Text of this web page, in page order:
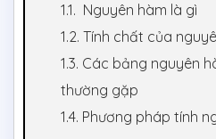
1.1. Nguyên hàm là gì
1.2. Tính chất của
1.3. Các bảng nguyên
thường gặp
1.4. Phương pháp tính